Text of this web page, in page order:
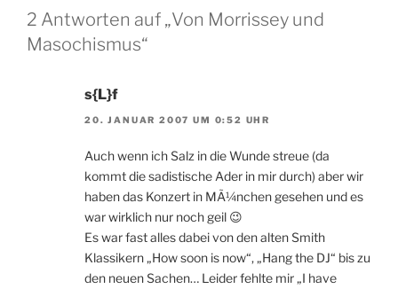
2 Antworten auf „Von Morrissey und
Masochismus“
s{L}f
20. JANUAR 2007 UM 0:52 UHR
Auch wenn ich Salz in die Wunde streue (da
kommt die sadistische Ader in mir durch) aber wir
haben das Konzert in MÃ¼nchen gesehen und es
war wirklich nur noch geil 😉
Es war fast alles dabei von den alten Smith
Klassikern „How soon is now“, „Hang the DJ“ bis zu
den neuen Sachen… Leider fehlte mir „I have